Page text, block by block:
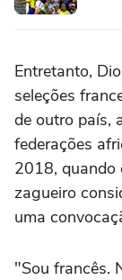
Entretanto,
seleções
de outro país,
federações
2018, quando
zagueiro
uma
"Sou francês.